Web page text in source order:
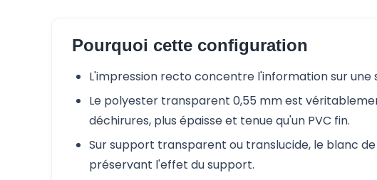
Pourquoi cette configuration
L'impression recto concentre l'information sur une
Le polyester transparent 0,55 mm est
déchirures, plus épaisse et tenue qu'un PVC fin.
Sur support transparent ou translucide, le blanc
préservant l'effet du support.